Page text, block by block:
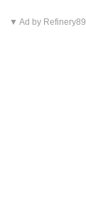
▼ Ad by Refinery89